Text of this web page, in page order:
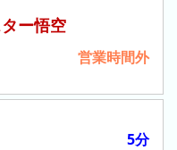
ー悟空
営業時間外
5分